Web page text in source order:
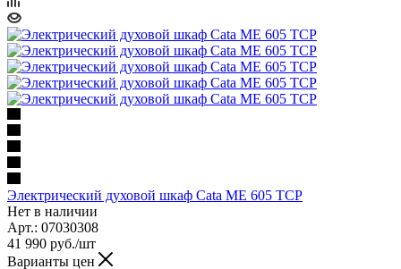
Электрический духовой шкаф Cata ME 605 TCP
Нет в наличии
Арт.: 07030308
41 990 руб./шт
Варианты цен